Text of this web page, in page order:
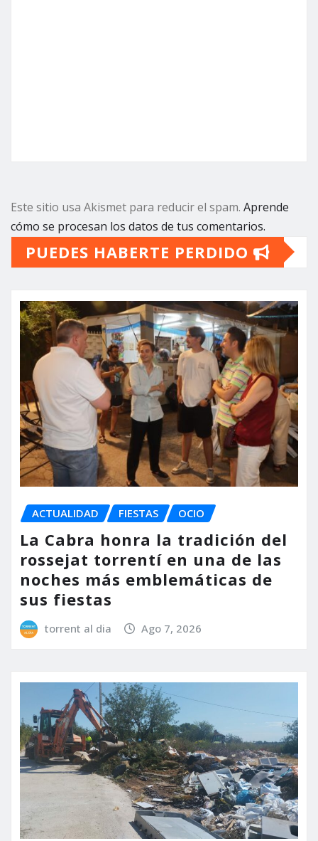
Este sitio usa Akismet para reducir el spam. Aprende
cómo se procesan los datos de tus comentarios.
PUEDES HABERTE PERDIDO
ACTUALIDAD FIESTAS OCIO
La Cabra honra la tradición del
rossejat torrentí en una de las
noches más emblemáticas de
sus fiestas
torrent al dia Ago 7, 2026